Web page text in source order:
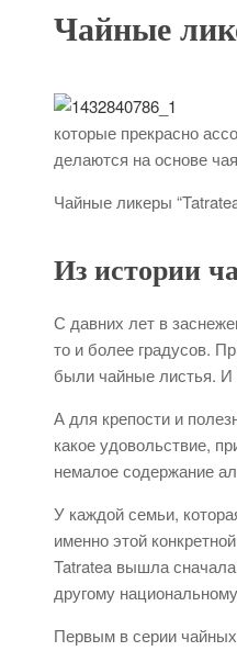
Чайные
которые прекрасно
делаются на основе
Чайные ликеры
Из истории
С давних лет в
то и более градусов.
были чайные листья. И
А для крепости и
какое удовольствие,
немалое содержание
У каждой семьи,
именно этой
Tatratea вышла
другому
Первым в серии чайных